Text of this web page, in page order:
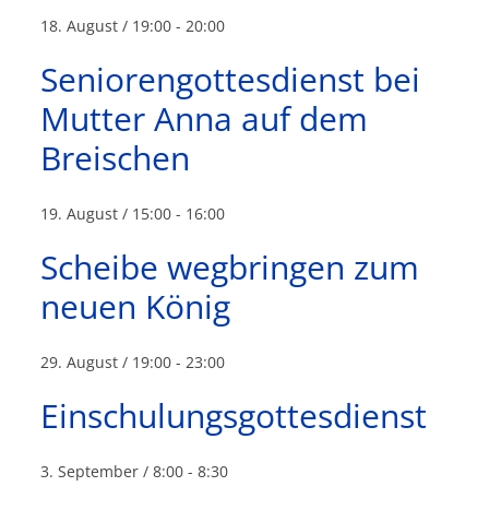
18. August / 19:00 -20:00
Seniorengottesdienst bei
Mutter Anna auf dem
Breischen
19. August / 15:00 - 16:00
Scheibe wegbringen zum
neuen König
29. August / 19:00 -23:00
Einschulungsgottesdienst
3. September / 8:00 -8:30